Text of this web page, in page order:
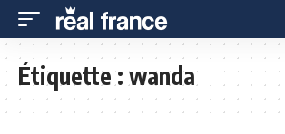
Étiquette :wanda